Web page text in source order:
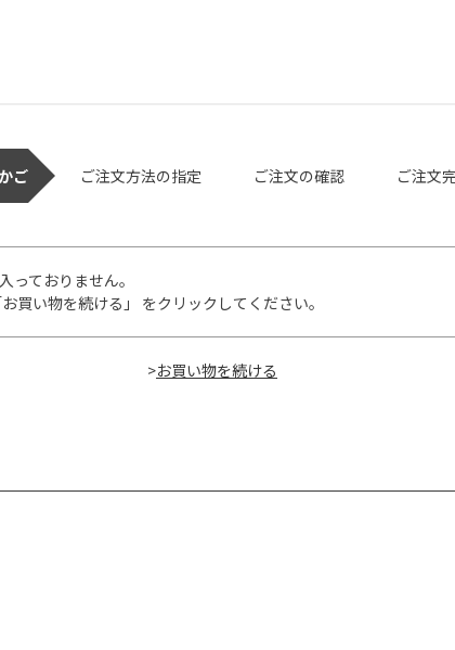
ご ご注文方法の指定 ご注文の確認 ご注文
っておりません。
買い物を続ける」 をクリックしてください。
>